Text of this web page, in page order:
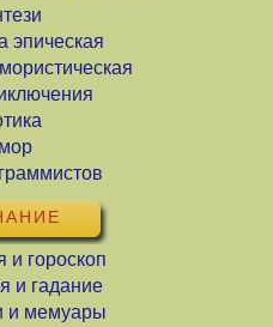
эпическая
и гороскоп
и гадание
и мемуары